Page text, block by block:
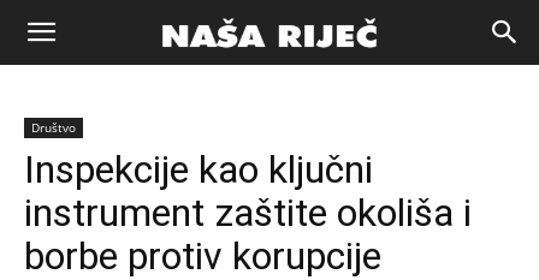
Naša
riječ
Zenica
Društvo
Inspekcije kao ključni
instrument zaštite okoliša i
borbe protiv korupcije